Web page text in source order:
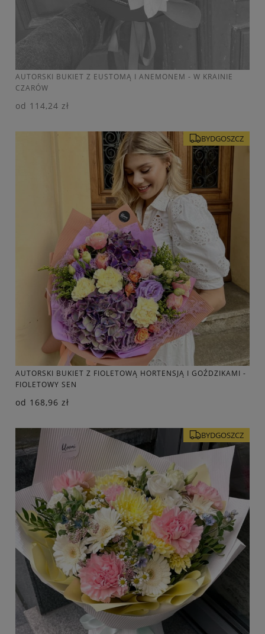
AUTORSKI BUKIET Z EUSTOMĄ I ANEMONEM - W KRAINIE
CZARÓW
od 114,24 zł
AUTORSKI BUKIET Z FIOLETOWĄ HORTENSJĄ I GOŹDZIKAMI -
FIOLETOWY SEN
BYDGOSZCZ
od 168,96 zł
BYDGOSZCZ